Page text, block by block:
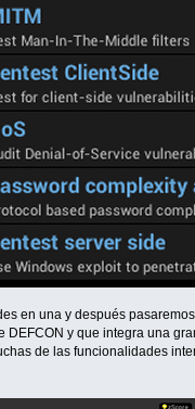
en una y después
y que integra una
de las funcionalidades